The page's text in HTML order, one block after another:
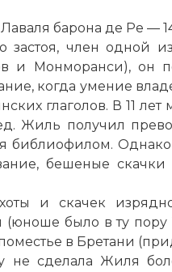
барона де Ре —
застоя, член одной
и Монморанси), он
когда умение
глаголов. В 11 лет
Жиль получил
библиофилом.
бешеные скачки
и скачек
(юноше было в ту пору
в Бретани
не сделала Жиля